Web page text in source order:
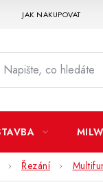
JAK NAKUPOVAT
Řezání